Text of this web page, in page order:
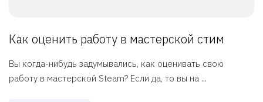
Как оценить работу в мастерской стим
Вы когда-нибудь задумывались, как оценивать свою
работу в мастерской Steam? Если да, то вы на ...